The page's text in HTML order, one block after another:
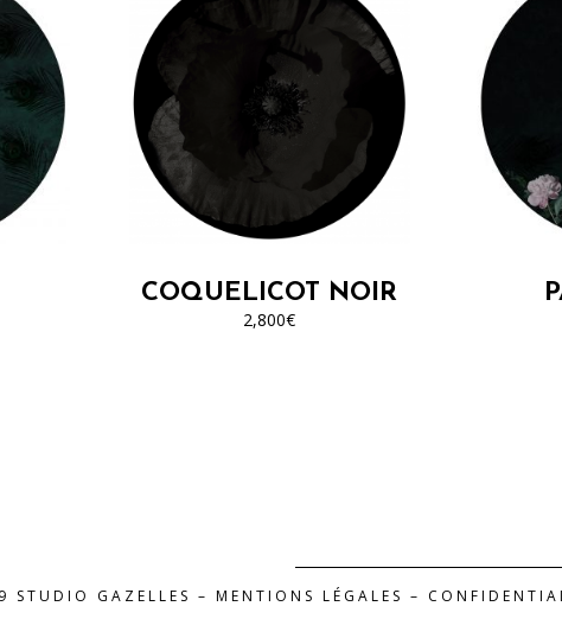
COQUELICOT NOIR
2,800€
STUDIO GAZELLES – MENTIONS LÉGALES –